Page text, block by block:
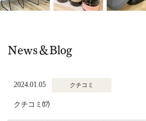
News＆Blog
2024.01.05 クチコミ
クチコミ⒄